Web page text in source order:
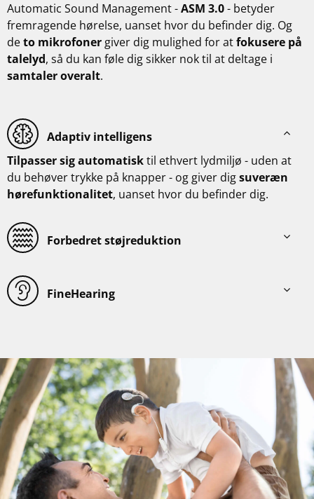
Automatic Sound Management -ASM 3.0- betyder
fremragende hørelse, uanset hvor du befinder dig. Og
deto mikrofoner giver dig mulighed for atfokusere på
talelyd, så du kan føle dig sikker nok til at deltage i
samtaler overalt.
Adaptiv intelligens
Tilpasser sig automatisktil ethvert lydmiljø - uden at
du behøver trykke på knapper - og giver digsuveræn
hørefunktionalitet, uanset hvor du befinder dig.
Forbedret støjreduktion
FineHearing